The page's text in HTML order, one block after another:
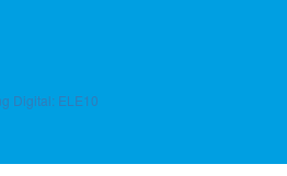
Digital: ELE10